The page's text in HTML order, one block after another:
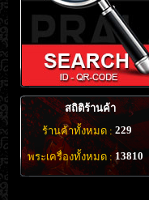
สถิติร้านค้า
ร้านค้าทั้งหมด : 229
พระเครื่องทั้งหมด : 13810